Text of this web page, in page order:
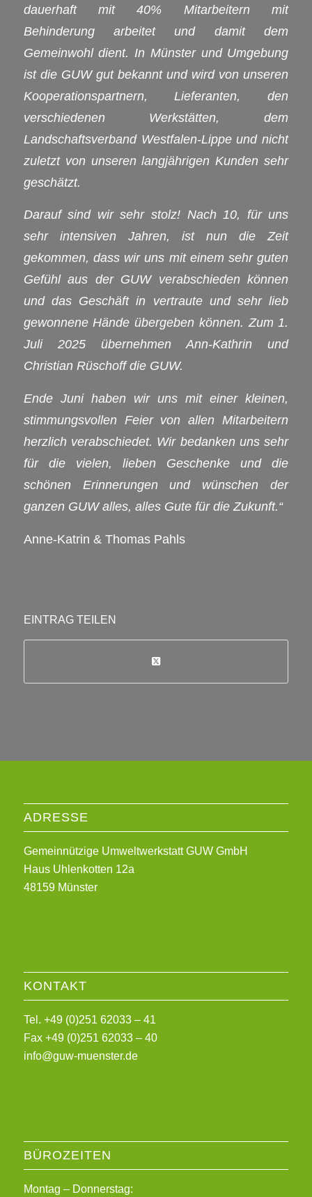
dauerhaft mit 40% Mitarbeitern mit
Behinderung arbeitet und damit dem
Gemeinwohl dient. In Münster und Umgebung
ist die GUW gut bekannt und wird von unseren
Kooperationspartnern, Lieferanten, den
verschiedenen Werkstätten, dem
Landschaftsverband Westfalen-Lippe und nicht
zuletzt von unseren langjährigen Kunden sehr
geschätzt.
Darauf sind wir sehr stolz! Nach 10, für uns
sehr intensiven Jahren, ist nun die Zeit
gekommen, dass wir uns mit einem sehr guten
Gefühl aus der GUW verabschieden können
und das Geschäft in vertraute und sehr lieb
gewonnene Hände übergeben können. Zum 1.
Juli 2025 übernehmen Ann-Kathrin und
Christian Rüschoff die GUW.
Ende Juni haben wir uns mit einer kleinen,
stimmungsvollen Feier von allen Mitarbeitern
herzlich verabschiedet. Wir bedanken uns sehr
für die vielen, lieben Geschenke und die
schönen Erinnerungen und wünschen der
ganzen GUW alles, alles Gute für die Zukunft.“
Anne-Katrin & Thomas Pahls
EINTRAG TEILEN
ADRESSE
Gemeinnützige Umweltwerkstatt GUW GmbH
Haus Uhlenkotten 12a
48159 Münster
KONTAKT
Tel. +49 (0)251 62033 – 41
Fax +49 (0)251 62033 – 40
info@guw-muenster.de
BÜROZEITEN
Montag – Donnerstag: